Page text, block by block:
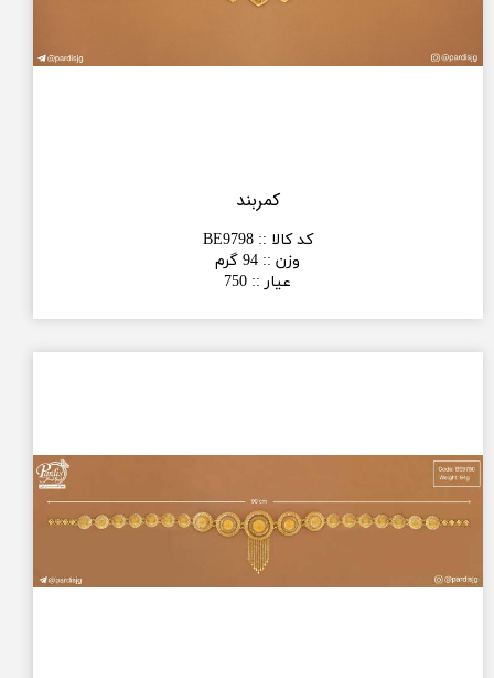
کمربند
کد کالا ::
BE9798
وزن :: 94 گرم
عیار ::
750